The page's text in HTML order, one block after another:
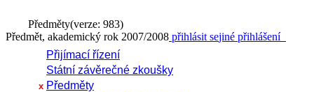
Předměty(verze: 983)
Předmět, akademický rok 2007/2008 přihlásit sejiné přihlášení
Přijímací řízení
Státní závěrečné zkoušky
x Předměty